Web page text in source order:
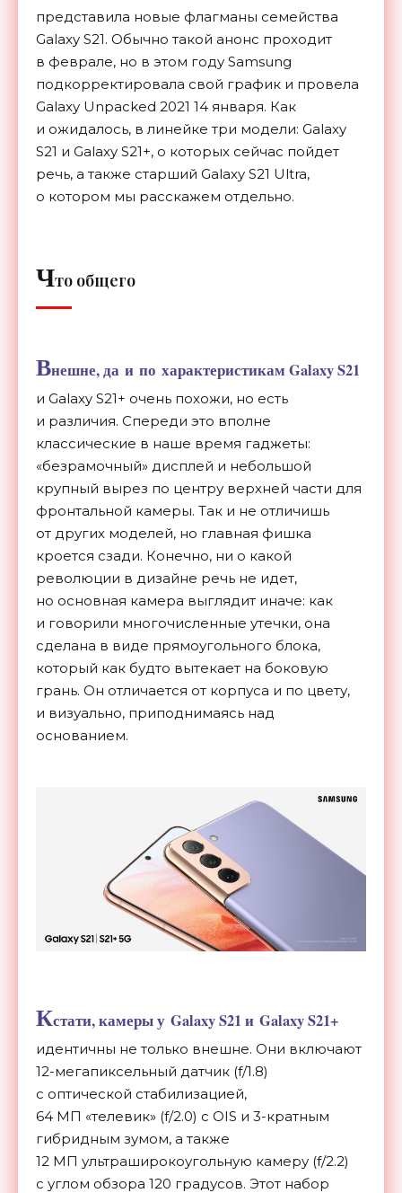
представила новые флагманы семейства
Galaxy S21. Обычно такой анонс проходит
в феврале, но в этом году Samsung
подкорректировала свой график и провела
Galaxy Unpacked 2021 14 января. Как
и ожидалось, в линейке три модели: Galaxy
S21 и Galaxy S21+, о которых сейчас пойдет
речь, а также старший Galaxy S21 Ultra,
о котором мы расскажем отдельно.
Что общего
Внешне, да и по характеристикам Galaxy S21
и Galaxy S21+ очень похожи, но есть
и различия. Спереди это вполне
классические в наше время гаджеты:
«безрамочный» дисплей и небольшой
крупный вырез по центру верхней части для
фронтальной камеры. Так и не отличишь
от других моделей, но главная фишка
кроется сзади. Конечно, ни о какой
революции в дизайне речь не идет,
но основная камера выглядит иначе: как
и говорили многочисленные утечки, она
сделана в виде прямоугольного блока,
который как будто вытекает на боковую
грань. Он отличается от корпуса и по цвету,
и визуально, приподнимаясь над
основанием.
Кстати, камеры у Galaxy S21 и Galaxy S21+
идентичны не только внешне. Они включают
12-мегапиксельный датчик (f/1.8)
с оптической стабилизацией,
64 МП «телевик» (f/2.0) с OIS и 3-кратным
гибридным зумом, а также
12 МП ультраширокоугольную камеру (f/2.2)
с углом обзора 120 градусов. Этот набор